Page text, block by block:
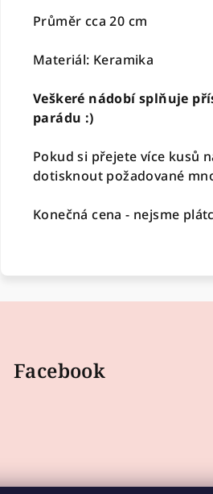
Průměr cca 20 cm
Materiál: Keramika
Veškeré nádobí splňuje
parádu :)
Pokud si přejete více kusů
dotisknout požadované
Konečná cena - nejsme
Facebook